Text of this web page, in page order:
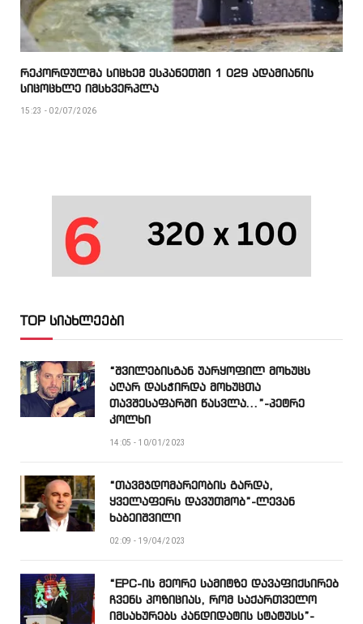
რეკორდულმა სიცხემ ესპანეთში 1 029 ადამიანის
სიცოცხლე იმსხვერპლა
15:23 - 02/07/2026
TOP სიახლეები
“შვილებისგან უარყოფილ მოხუცს
აღარ დასჭირდა მოხუცთა
თავშესაფარში წასვლა…”-პეტრე
კოლხი
14:05 - 10/01/2023
“თავმჯდომარეობის გარდა,
ყველაფერს დავუთმობ”-ლევან
ხაბეიშვილი
02:09 - 19/04/2023
“EPC-ის მეორე სამიტზე დავაფიქსირებ
ჩვენს პოზიციას, რომ საქართველო
იმსახურებს კანდიდატის სტატუსს”-